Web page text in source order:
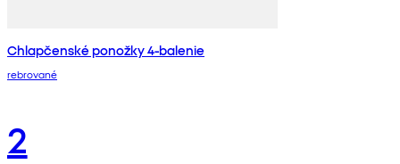
Chlapčenské ponožky 4-balenie
rebrované
2